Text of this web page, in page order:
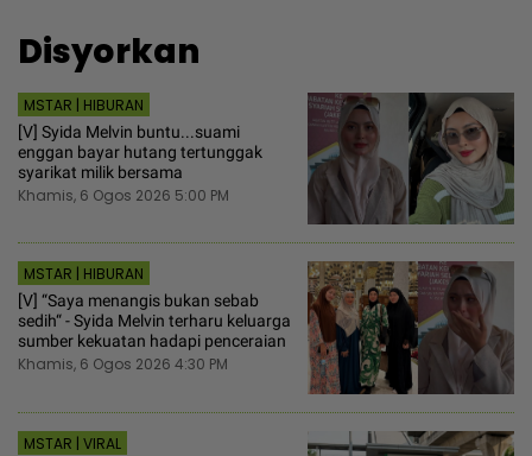
Disyorkan
MSTAR | HIBURAN
[V] Syida Melvin buntu...suami
enggan bayar hutang tertunggak
syarikat milik bersama
Khamis, 6 Ogos 2026 5:00 PM
MSTAR | HIBURAN
[V] “Saya menangis bukan sebab
sedih“ - Syida Melvin terharu keluarga
sumber kekuatan hadapi penceraian
Khamis, 6 Ogos 2026 4:30 PM
MSTAR | VIRAL